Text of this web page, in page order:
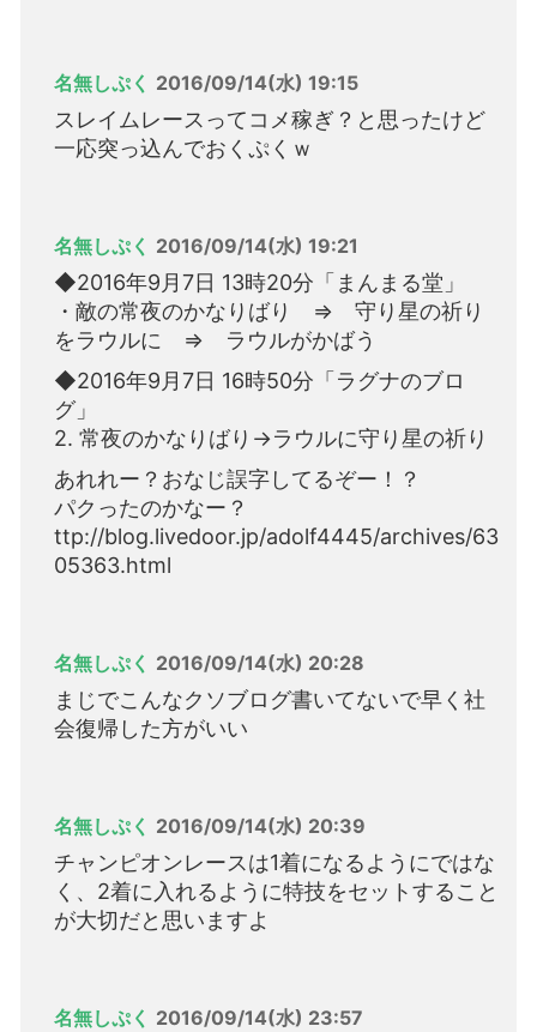
名無しぷく 2016/09/14(水) 19:15
スレイムレースってコメ稼ぎ？と思ったけど
一応突っ込んでおくぷくｗ
名無しぷく 2016/09/14(水) 19:21
◆2016年9月7日 13時20分「まんまる堂」
・敵の常夜のかなりばり ⇒ 守り星の祈り
をラウルに ⇒ ラウルがかばう
◆2016年9月7日 16時50分「ラグナのブロ
グ」
2. 常夜のかなりばり→ラウルに守り星の祈り
あれれー？おなじ誤字してるぞー！？
パクったのかなー？
ttp://blog.livedoor.jp/adolf4445/archives/63
05363.html
名無しぷく 2016/09/14(水) 20:28
まじでこんなクソブログ書いてないで早く社
会復帰した方がいい
名無しぷく 2016/09/14(水) 20:39
チャンピオンレースは1着になるようにではな
く、2着に入れるように特技をセットすること
が大切だと思いますよ
名無しぷく 2016/09/14(水) 23:57